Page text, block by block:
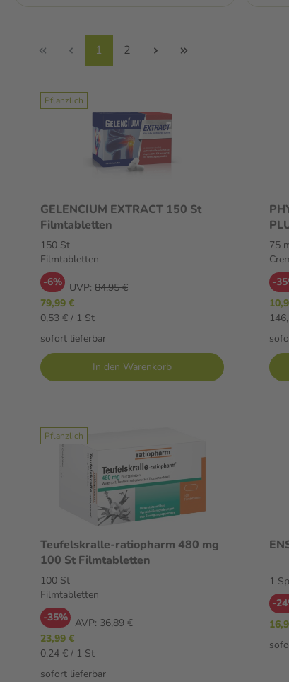
1 2
Pflanzlich
GELENCIUM EXTRACT 150 St
Filmtabletten
150 St
Filmtabletten
-6% UVP: 84,95 €
79,99 €
0,53 € / 1 St
sofort lieferbar
In den Warenkorb
75
-
Pflanzlich
Teufelskralle-ratiopharm 480 mg
100 St Filmtabletten
100 St
Filmtabletten
-35% AVP: 36,89 €
23,99 €
0,24 € / 1 St
sofort lieferbar
1
-